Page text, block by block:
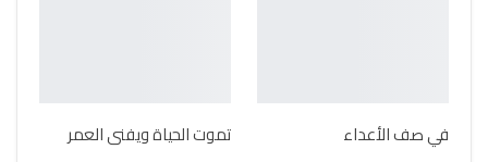
في صف الأعداء تموت الحياة ويفنى العمر